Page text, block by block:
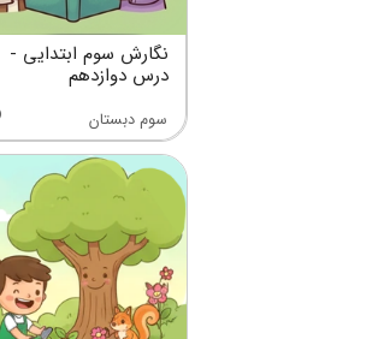
نگارش سوم ابتدایی -
درس دوازدهم
سوم دبستان